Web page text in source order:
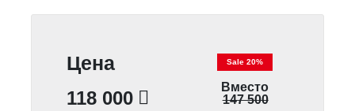
Цена
118 000
Sale 20%
Вместо
147 500